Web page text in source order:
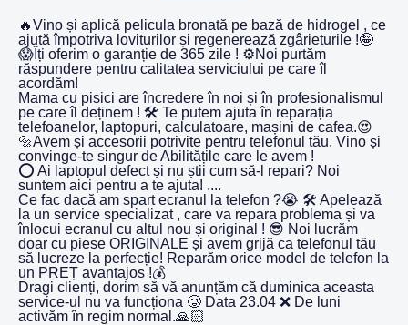
🔥Vino și aplică pelicula bronată pe bază de hidrogel , ce
ajută împotriva loviturilor și regenerează zgârieturile !🤪
😱Îți oferim o garanție de 365 zile ! ⚙️Noi purtăm
răspundere pentru calitatea serviciului pe care îl
acordăm!
Mama cu pisici are încredere în noi și în profesionalismul
pe care îl deținem ! 🛠️ Te putem ajuta în reparația
telefoanelor, laptopuri, calculatoare, mașini de cafea.😍
🔩Avem și accesorii potrivite pentru telefonul tău. Vino și
convinge-te singur de Abilitățile care le avem !
⭕️ Ai laptopul defect și nu știi cum să-l repari? Noi
suntem aici pentru a te ajuta! ....
Ce fac dacă am spart ecranul la telefon ?😭 🛠️ Apelează
la un service specializat , care va repara problema și va
înlocui ecranul cu altul nou și original ! 😎 Noi lucrăm
doar cu piese ORIGINALE și avem grijă ca telefonul tău
să lucreze la perfecție! Reparăm orice model de telefon la
un PREȚ avantajos !💰
Dragi clienți, dorim să vă anunțăm că duminica aceasta
service-ul nu va funcționa 🥲 Data 23.04 ❌ De luni
activăm în regim normal.🙏🏻